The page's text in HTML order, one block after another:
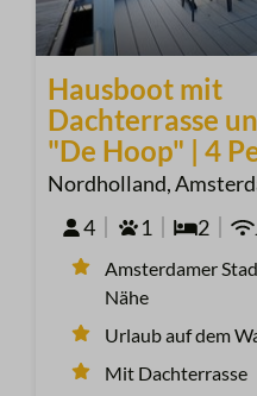
Hausboot mit
Dachterrasse
"De Hoop" | 4
Nordholland,
4
1 2
Amsterdamer
Nähe
Urlaub auf dem
Mit Dachterrasse